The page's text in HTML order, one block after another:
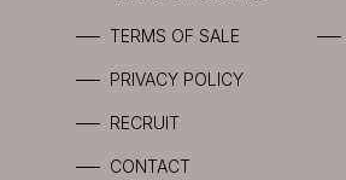
TERMS OF SALE
PRIVACY POLICY
RECRUIT
CONTACT